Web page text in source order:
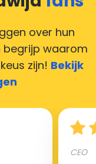
tijd van
ons heel blij
en wij
krijgt.
transfer?
over hun
begrijp waarom
zijn! Bekijk
CEO